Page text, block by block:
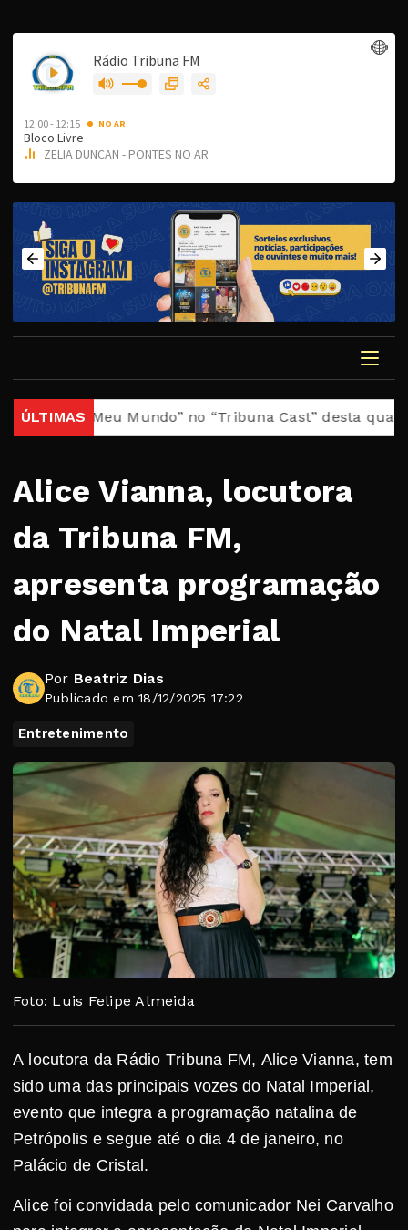
ÚLTIMAS
Meu Mundo” no “Tribuna Cast” desta quarta
Alice Vianna, locutora
da Tribuna FM,
apresenta programação
do Natal Imperial
Por Beatriz Dias
Publicado em 18/12/2025 17:22
Entretenimento
Foto: Luis Felipe Almeida
A locutora da Rádio Tribuna FM, Alice Vianna, tem
sido uma das principais vozes do Natal Imperial,
evento que integra a programação natalina de
Petrópolis e segue até o dia 4 de janeiro, no
Palácio de Cristal.
Alice foi convidada pelo comunicador Nei Carvalho